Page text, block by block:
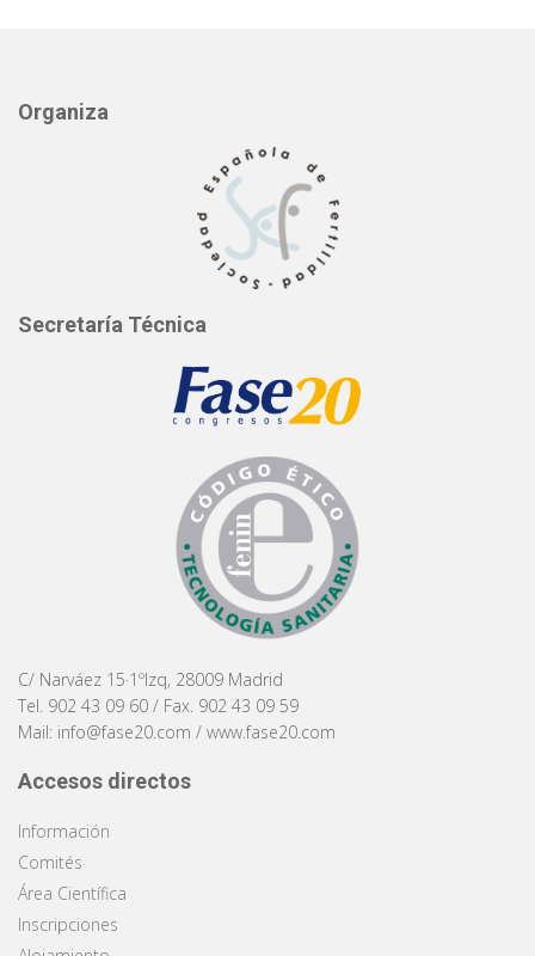
Organiza
Secretaría Técnica
C/ Narváez 15·1ºIzq, 28009 Madrid
Tel. 902 43 09 60 / Fax. 902 43 09 59
Mail: info@fase20.com / www.fase20.com
Accesos directos
Información
Comités
Área Científica
Inscripciones